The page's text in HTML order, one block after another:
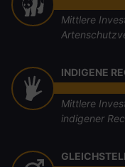
Mittlere
INDIGENE
Mittlere
indigener